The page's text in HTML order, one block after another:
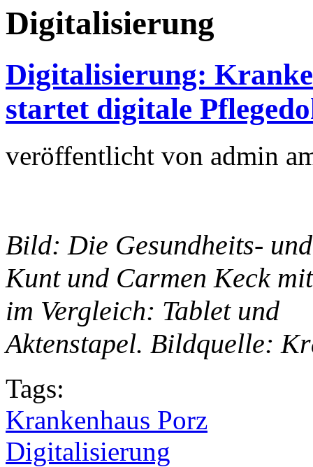
Digitalisierung
Digitalisierung:
startet digitale
veröffentlicht von admin
Bild: Die Gesundheits-
Kunt und Carmen Keck
im Vergleich: Tablet und
Aktenstapel. Bildquelle:
Tags:
Krankenhaus Porz
Digitalisierung